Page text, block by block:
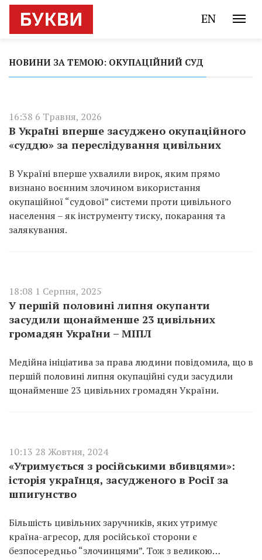
EN
НОВИНИ ЗА ТЕМОЮ: ОКУПАЦІЙНИЙ СУД
16:38 6 Травня, 2026
В Україні вперше засуджено окупаційного
«суддю» за переслідування цивільних
В Україні вперше ухвалили вирок, яким прямо
визнано воєнним злочином використання
окупаційної “судової” системи проти цивільного
населення – як інструменту тиску, покарання та
залякування.
18:08 1 Серпня, 2025
У першій половині липня окупанти
засудили щонайменше 23 цивільних
громадян України – МІПЛ
Медійна ініціатива за права людини повідомила, що в
першій половині липня окупаційні суди засудили
щонайменше 23 цивільних громадян України.
10:13 28 Жовтня, 2024
«Утримується з російськими вбивцями»:
історія українця, засудженого в Росії за
шпигунство
Більшість цивільних заручників, яких утримує
країна-агресор, для російської сторони є
безпосередньо “злочинцями”. Тож з великою…